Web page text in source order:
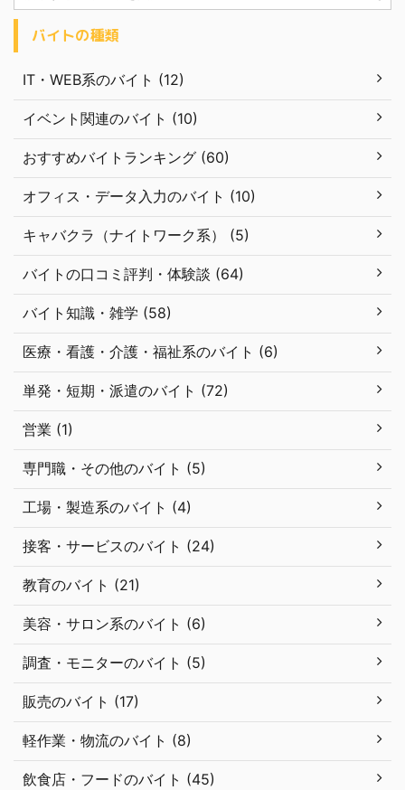
バイトの種類
IT・WEB系のバイト (12)
イベント関連のバイト (10)
おすすめバイトランキング (60)
オフィス・データ入力のバイト (10)
キャバクラ（ナイトワーク系） (5)
バイトの口コミ評判・体験談 (64)
バイト知識・雑学 (58)
医療・看護・介護・福祉系のバイト (6)
単発・短期・派遣のバイト (72)
営業 (1)
専門職・その他のバイト (5)
工場・製造系のバイト (4)
接客・サービスのバイト (24)
教育のバイト (21)
美容・サロン系のバイト (6)
調査・モニターのバイト (5)
販売のバイト (17)
軽作業・物流のバイト (8)
飲食店・フードのバイト (45)